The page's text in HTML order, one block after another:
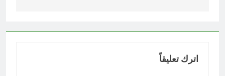
اترك تعليقاً